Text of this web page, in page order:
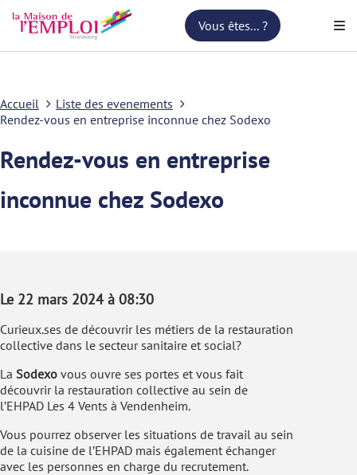
Vous êtes... ?
Accueil
Liste des evenements
Rendez-vous en entreprise inconnue chez Sodexo
Rendez-vous en entreprise
inconnue chez Sodexo
Le 22 mars 2024 à 08:30
Curieux.ses de découvrir les métiers de la restauration
collective dans le secteur sanitaire et social?
La Sodexo vous ouvre ses portes et vous fait
découvrir la restauration collective au sein de
l’EHPAD Les 4 Vents à Vendenheim.
Vous pourrez observer les situations de travail au sein
de la cuisine de l’EHPAD mais également échanger
avec les personnes en charge du recrutement.